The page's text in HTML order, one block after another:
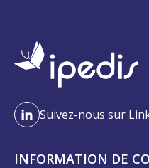
Suivez-nous sur
INFORMATION DE